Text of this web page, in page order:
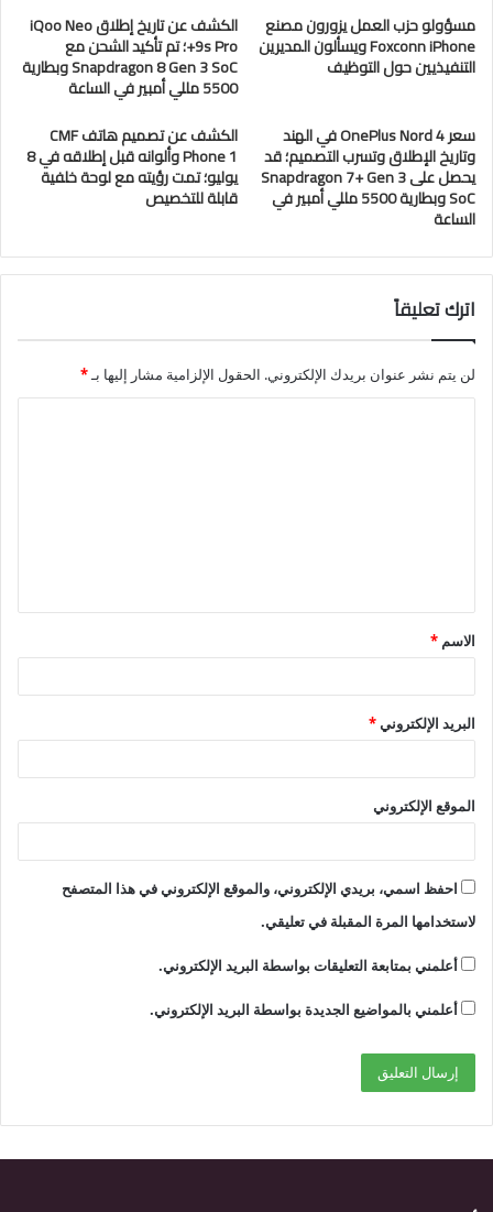
مسؤولو حزب العمل يزورون مصنع
Foxconn iPhone ويسألون المديرين
التنفيذيين حول التوظيف
الكشف عن تاريخ إطلاق iQoo Neo
9s Pro+؛ تم تأكيد الشحن مع
Snapdragon 8 Gen 3 SoC وبطارية
5500 مللي أمبير في الساعة
سعر OnePlus Nord 4 في الهند
وتاريخ الإطلاق وتسرب التصميم؛ قد
يحصل على Snapdragon 7+ Gen 3
SoC وبطارية 5500 مللي أمبير في
الساعة
الكشف عن تصميم هاتف CMF
Phone 1 وألوانه قبل إطلاقه في 8
يوليو؛ تمت رؤيته مع لوحة خلفية
قابلة للتخصيص
اترك تعليقاً
لن يتم نشر عنوان بريدك الإلكتروني. الحقول الإلزامية مشار إليها بـ*
ق
*
الاسم *
البريد الإلكتروني*
الموقع الإلكتروني
احفظ اسمي، بريدي الإلكتروني، والموقع الإلكتروني في هذا المتصفح
لاستخدامها المرة المقبلة في تعليقي.
أعلمني بمتابعة التعليقات بواسطة البريد الإلكتروني.
أعلمني بالمواضيع الجديدة بواسطة البريد الإلكتروني.